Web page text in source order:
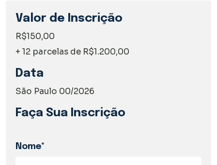
Valor de Inscrição
R$150,00
+ 12 parcelas de R$1.200,00
Data
São Paulo 00/2026
Faça Sua Inscrição
Nome*